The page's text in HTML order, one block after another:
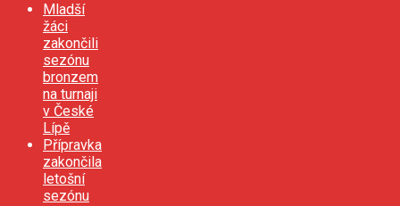
Mladší
žáci
zakončili
sezónu
bronzem
na turnaji
v České
Lípě
Přípravka
zakončila
letošní
sezónu